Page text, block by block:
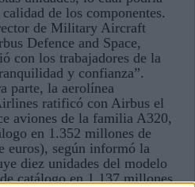
de los componentes.
de Military Aircraft
Defence and Space,
con los trabajadores de la
y confianza”.
parte, la aerolínea
ratificó con Airbus el
aviones de la familia A320,
en 1.352 millones de
euros), según informó la
diez unidades del modelo
catálogo en 1.137 millones